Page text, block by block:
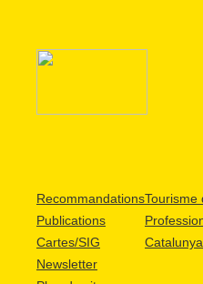
Recommandations
Publications
Cartes/SIG
Newsletter
Tourisme